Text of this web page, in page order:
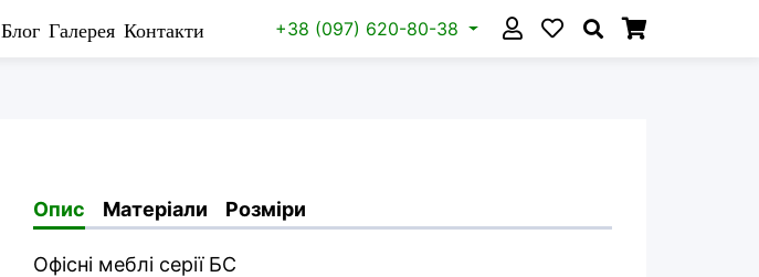
Блог Галерея Контакти +38 (097) 620-80-38
Опис Матеріали Розміри
Офісні меблі серії БС